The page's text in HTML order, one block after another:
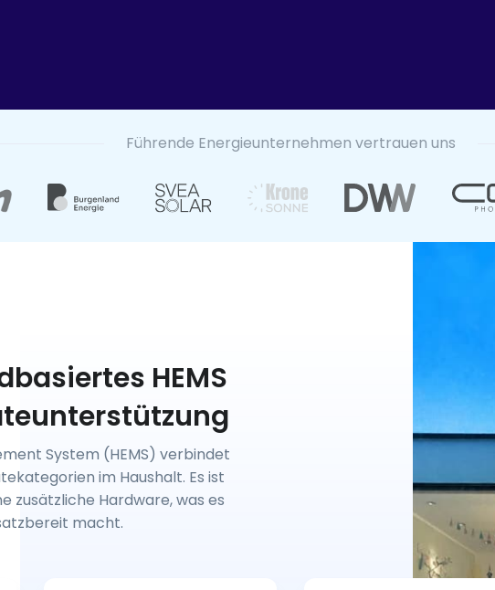
Führende Energieunternehmen vertrauen uns
HEMS
System (HEMS) verbindet
im Haushalt. Es ist
zusätzliche Hardware, was es
macht.